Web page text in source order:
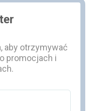
aby otrzymywać
promocjach i